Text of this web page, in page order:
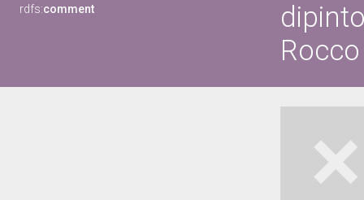
rdfs:comment
Rocco